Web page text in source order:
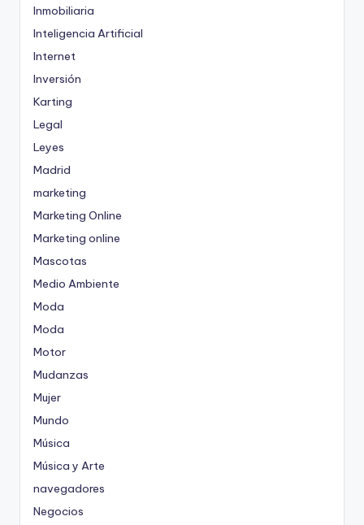
Inmobiliaria
Inteligencia Artificial
Internet
Inversión
Karting
Legal
Leyes
Madrid
marketing
Marketing Online
Marketing online
Mascotas
Medio Ambiente
Moda
Moda
Motor
Mudanzas
Mujer
Mundo
Música
Música y Arte
navegadores
Negocios